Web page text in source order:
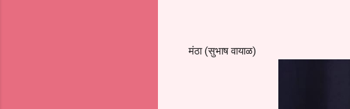
मंठा (सुभाष वायाळ)